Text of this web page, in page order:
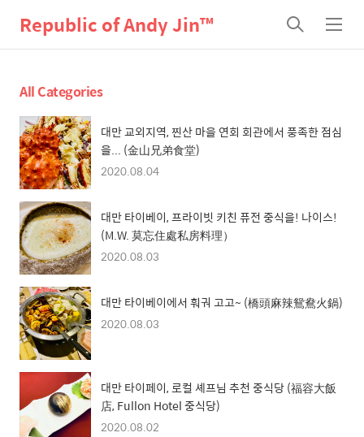
Republic of Andy Jin™
검
색
메
뉴
All Categories
대만 교외지역, 찐산 마을 연회 회관에서 풍족한 점심
을... (金山兄弟食堂)
2020.08.04
대만 타이베이, 프라이빗 키친 퓨전 중식을! 나이스!
(M.W. 莫忘住處私房料理）
2020.08.03
대만 타이베이에서 훠궈 고고~ (橋頭麻辣鴛鴦火鍋)
2020.08.03
대만 타이페이, 로컬 셰프님 추천 중식당 (福容大飯
店, Fullon Hotel 중식당)
2020.08.02